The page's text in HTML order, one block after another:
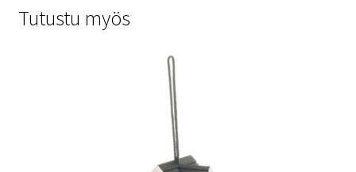
Tutustu myös